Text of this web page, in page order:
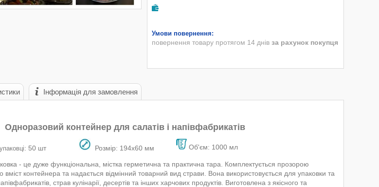
повернення товару протягом 14 днів за рахунок покупця
Інформація для замовлення
Одноразовий контейнер для салатів і напівфабрикатів
: 50 шт Розмір: 194х60 мм Об'єм: 1000 мл
- це дуже функціональна, містка герметична та практична тара. Комплектується прозорою
вміст контейнера та надається відмінний товарний вид страви. Вона використовується для упаковки та
страв кулінарії, десертів та інших харчових продуктів. Виготовлена з якісного та